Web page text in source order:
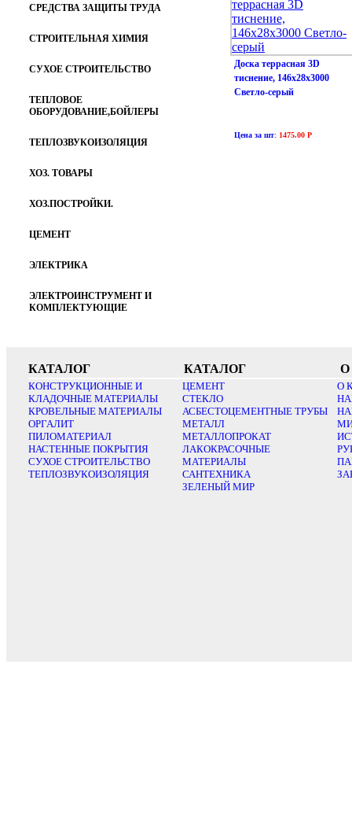
СРЕДСТВА ЗАЩИТЫ ТРУДА
СТРОИТЕЛЬНАЯ ХИМИЯ
СУХОЕ СТРОИТЕЛЬСТВО
ТЕПЛОВОЕ
ОБОРУДОВАНИЕ,БОЙЛЕРЫ
ТЕПЛОЗВУКОИЗОЛЯЦИЯ
ХОЗ. ТОВАРЫ
ХОЗ.ПОСТРОЙКИ.
ЦЕМЕНТ
ЭЛЕКТРИКА
ЭЛЕКТРОИНСТРУМЕНТ И
КОМПЛЕКТУЮЩИЕ
Доска террасная 3D
тиснение, 146х28х3000
Светло-серый
Цена за шт: 1475.00 Р
КАТАЛОГ КАТАЛОГ О
КОНСТРУКЦИОННЫЕ И
КЛАДОЧНЫЕ МАТЕРИАЛЫ
КРОВЕЛЬНЫЕ МАТЕРИАЛЫ
ОРГАЛИТ
ПИЛОМАТЕРИАЛ
НАСТЕННЫЕ ПОКРЫТИЯ
СУХОЕ СТРОИТЕЛЬСТВО
ТЕПЛОЗВУКОИЗОЛЯЦИЯ
ЦЕМЕНТ
СТЕКЛО
АСБЕСТОЦЕМЕНТНЫЕ ТРУБЫ
МЕТАЛЛ
МЕТАЛЛОПРОКАТ
ЛАКОКРАСОЧНЫЕ
МАТЕРИАЛЫ
САНТЕХНИКА
ЗЕЛЕНЫЙ МИР
О